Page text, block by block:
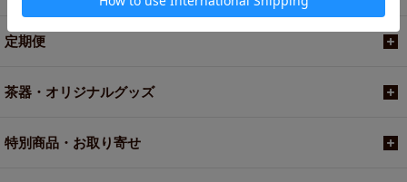
定期便
茶器・オリジナルグッズ
特別商品・お取り寄せ